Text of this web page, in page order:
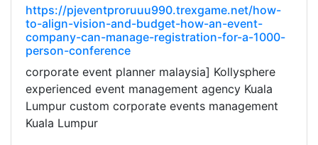
https://pjeventproruuu990.trexgame.net/how-
to-align-vision-and-budget-how-an-event-
company-can-manage-registration-for-a-1000-
person-conference
corporate event planner malaysia] Kollysphere
experienced event management agency Kuala
Lumpur custom corporate events management
Kuala Lumpur